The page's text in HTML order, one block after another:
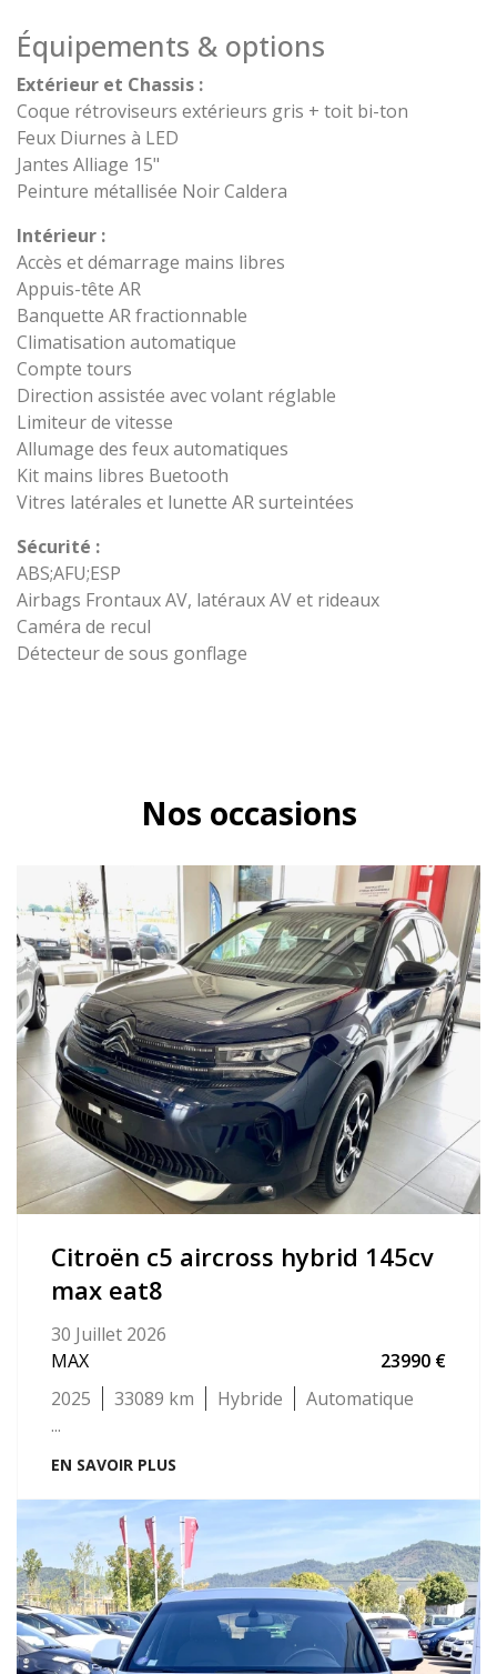
Équipements & options
Extérieur et Chassis :
Coque rétroviseurs extérieurs gris + toit bi-ton
Feux Diurnes à LED
Jantes Alliage 15"
Peinture métallisée Noir Caldera
Intérieur :
Accès et démarrage mains libres
Appuis-tête AR
Banquette AR fractionnable
Climatisation automatique
Compte tours
Direction assistée avec volant réglable
Limiteur de vitesse
Allumage des feux automatiques
Kit mains libres Buetooth
Vitres latérales et lunette AR surteintées
Sécurité :
ABS;AFU;ESP
Airbags Frontaux AV, latéraux AV et rideaux
Caméra de recul
Détecteur de sous gonflage
Nos occasions
citroën c5 aircross hybrid 145cv
max eat8
30 Juillet 2026
MAX
23990
2025
33089 Hybride
Automatique
...
EN SAVOIR PLUS